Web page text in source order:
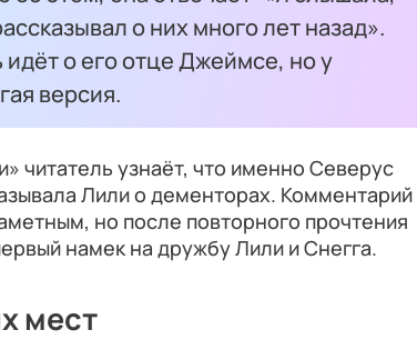
о них много лет назад».
о его отце Джеймсе, но у
версия.
читатель узнаёт, что именно Северус
Лили о дементорах. Комментарий
но после повторного прочтения
намек на дружбу Лили и Снегга.
мест